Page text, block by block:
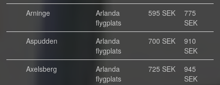
Arninge
Arlanda
flygplats
595 SEK
775
SEK
Aspudden
Arlanda
flygplats
700 SEK
910
SEK
Axelsberg
Arlanda
flygplats
725 SEK
945
SEK